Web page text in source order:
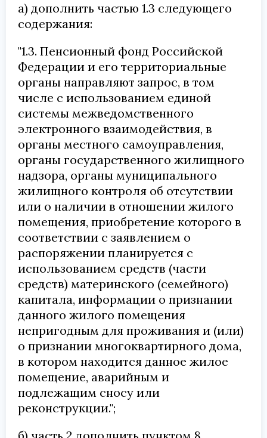
а) дополнить частью 1.3 следующего
содержания:
"1.3. Пенсионный фонд Российской
Федерации и его территориальные
органы направляют запрос, в том
числе с использованием единой
системы межведомственного
электронного взаимодействия, в
органы местного самоуправления,
органы государственного жилищного
надзора, органы муниципального
жилищного контроля об отсутствии
или о наличии в отношении жилого
помещения, приобретение которого в
соответствии с заявлением о
распоряжении планируется с
использованием средств (части
средств) материнского (семейного)
капитала, информации о признании
данного жилого помещения
непригодным для проживания и (или)
о признании многоквартирного дома,
в котором находится данное жилое
помещение, аварийным и
подлежащим сносу или
реконструкции.";